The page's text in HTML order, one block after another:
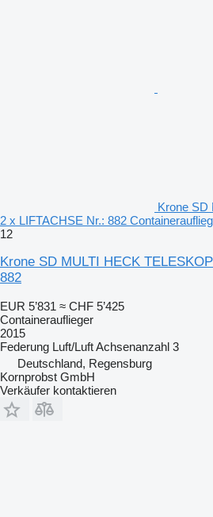
Krone SD
2 x LIFTACHSE Nr.: 882
12
Krone SD MULTI HECK
882
EUR 5’831 ≈ CHF 5’425
Containerauflieger
2015
Federung Luft/LuftAchsenanzahl 3
Deutschland, Regensburg
Kornprobst GmbH
Verkäufer kontaktieren